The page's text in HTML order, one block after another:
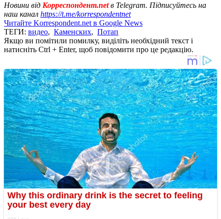
Новини від Корреспондент.netв Telegram. Підписуйтесь на
наш канал https://t.me/korrespondentnet
Читайте Korrespondent.net в Google News
ТЕГИ: видео, Каменских, Потап
Якщо ви помітили помилку, виділіть необхідний текст і
натисніть Ctrl + Enter, щоб повідомити про це редакцію.